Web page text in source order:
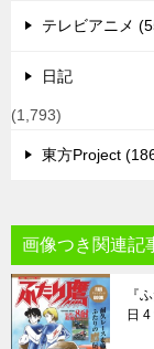
テレビアニメ
日記
(1,793)
東方Project
画像つき関連記
『
日